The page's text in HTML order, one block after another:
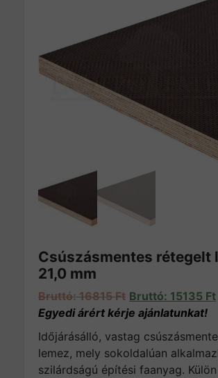
Csúszásmentes rétegelt
21,0 mm
16815Ft Original price
15135 Ft
Időjárásálló, vastag
lemez, mely sokoldalúan
szilárdságú építési faanyag.